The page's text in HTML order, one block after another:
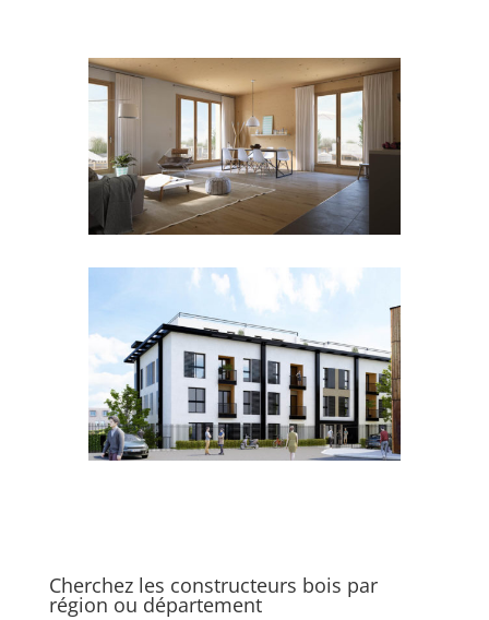
Cherchez les constructeurs bois par
région ou département